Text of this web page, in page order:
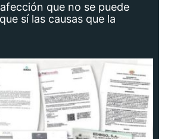
que no se puede
sí las causas que la